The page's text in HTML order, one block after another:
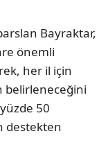
Bayraktar,
önemli
her il için
belirleneceğini
50
destekten